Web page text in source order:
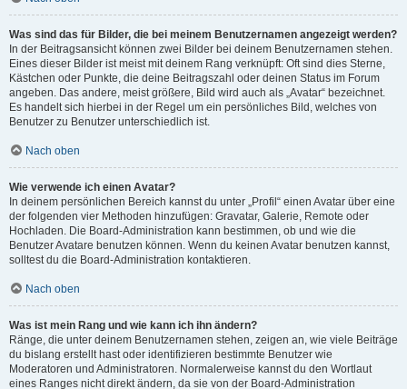
Was sind das für Bilder, die bei meinem Benutzernamen angezeigt werden?
In der Beitragsansicht können zwei Bilder bei deinem Benutzernamen stehen.
Eines dieser Bilder ist meist mit deinem Rang verknüpft: Oft sind dies Sterne,
Kästchen oder Punkte, die deine Beitragszahl oder deinen Status im Forum
angeben. Das andere, meist größere, Bild wird auch als „Avatar“ bezeichnet.
Es handelt sich hierbei in der Regel um ein persönliches Bild, welches von
Benutzer zu Benutzer unterschiedlich ist.
Nach oben
Wie verwende ich einen Avatar?
In deinem persönlichen Bereich kannst du unter „Profil“ einen Avatar über eine
der folgenden vier Methoden hinzufügen: Gravatar, Galerie, Remote oder
Hochladen. Die Board-Administration kann bestimmen, ob und wie die
Benutzer Avatare benutzen können. Wenn du keinen Avatar benutzen kannst,
solltest du die Board-Administration kontaktieren.
Nach oben
Was ist mein Rang und wie kann ich ihn ändern?
Ränge, die unter deinem Benutzernamen stehen, zeigen an, wie viele Beiträge
du bislang erstellt hast oder identifizieren bestimmte Benutzer wie
Moderatoren und Administratoren. Normalerweise kannst du den Wortlaut
eines Ranges nicht direkt ändern, da sie von der Board-Administration